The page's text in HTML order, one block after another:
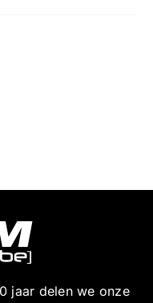
jaar delen we onze